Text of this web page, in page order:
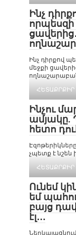
Ինչ
Ինչ դիրքով
մեջքի
ՀԵՏԱՔՐՔԻՐ
Ինչու
ամյակը.
հետո
չպետք է նշեն
ՀԵՏԱՔՐՔԻՐ
Ունեմ
եմ
բայց
էլ․․․